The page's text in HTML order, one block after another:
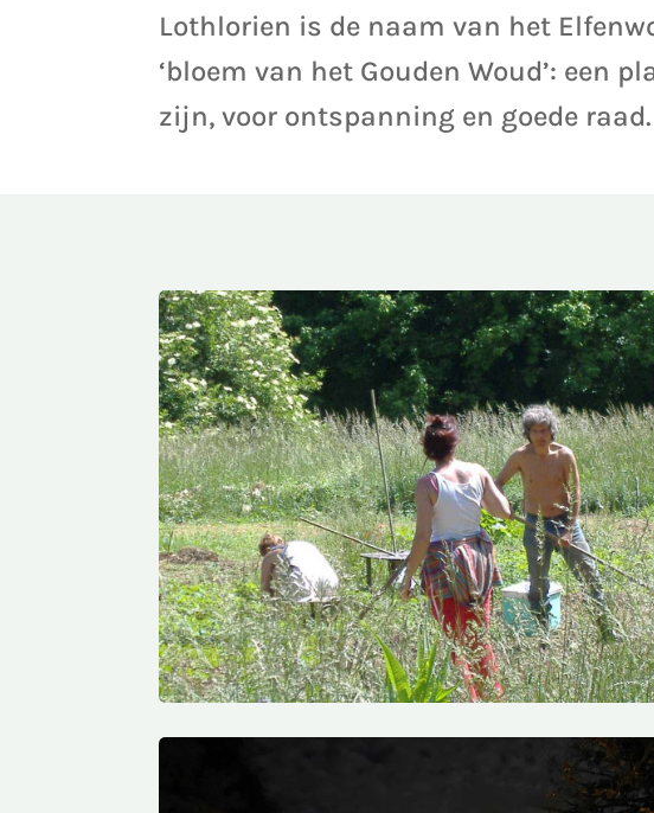
Lothlorien is de naam van het
‘bloem van het Gouden Woud’: een
zijn, voor ontspanning en goede raad.